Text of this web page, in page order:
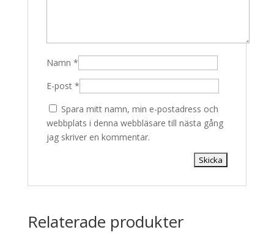
Namn *
E-post *
Spara mitt namn, min e-postadress och
webbplats i denna webbläsare till nästa gång
jag skriver en kommentar.
Relaterade produkter